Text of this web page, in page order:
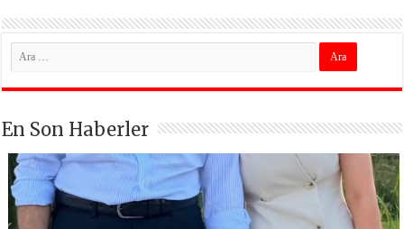
En Son Haberler